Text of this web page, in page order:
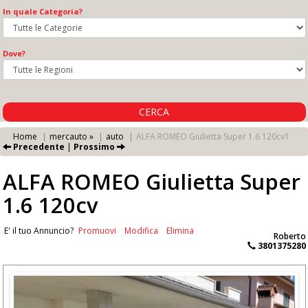
In quale Categoria?
Dove?
CERCA
Home mercauto » auto
ALFA ROMEO Giulietta Super 1.6 120cv1
Precedente | Prossimo
ALFA ROMEO Giulietta Super
1.6 120cv
Roberto
3801375280
E' il tuo Annuncio? Promuovi Modifica Elimina